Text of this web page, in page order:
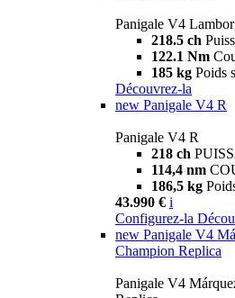
Panigale V4
218.5 ch
122.1 Nm
185 kg Poids
Découvrez-la
new Panigale V4 R
Panigale V4 R
218 ch
114,4 nm
186,5 kg
43.990 € i
Configurez-la
new Panigale V4
Champion Replica
Panigale V4